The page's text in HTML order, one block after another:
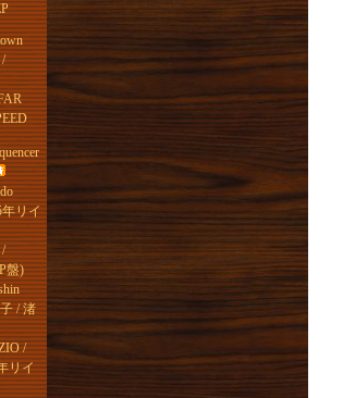
/
年リイ
盤)
/ 渚
/
リイ